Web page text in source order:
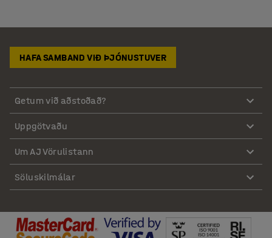
HAFA SAMBAND VIÐ ÞJÓNUSTUVER
Getum við aðstoðað?
Uppgötvaðu
Um AJ Vörulistann
Söluskilmálar